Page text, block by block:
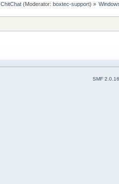
ChitChat(Moderator: boxtec-support) »
SMF 2.0.16